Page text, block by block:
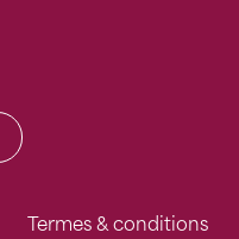
Termes & conditions